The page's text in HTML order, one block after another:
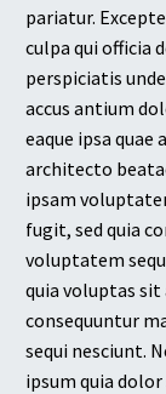
pariatur.
culpa qui officia
perspiciatis
accus antium
eaque ipsa
architecto
ipsam
fugit, sed quia
voluptatem
quia voluptas
consequuntur
sequi nesciunt.
ipsum quia